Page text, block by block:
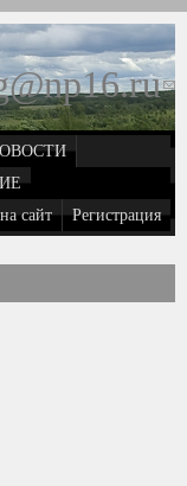
сайт
Регистрация